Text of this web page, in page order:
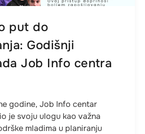
put do
Godišnji
Job Info centra
godine, Job Info centar
je svoju ulogu kao važna
mladima u planiranju